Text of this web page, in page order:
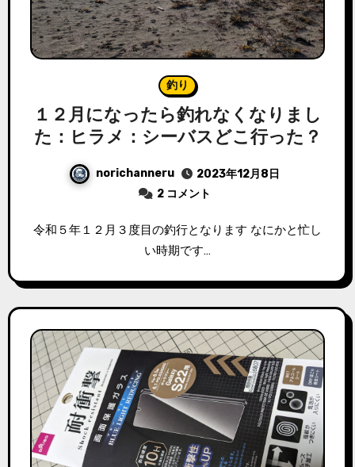
釣り
１２月になったら釣れなくなりまし
た：ヒラメ：シーバスどこ行った？
norichanneru
2023年12月8日
2 コメント
令和５年１２月３度目の釣行となります なにかと忙し
い時期です…